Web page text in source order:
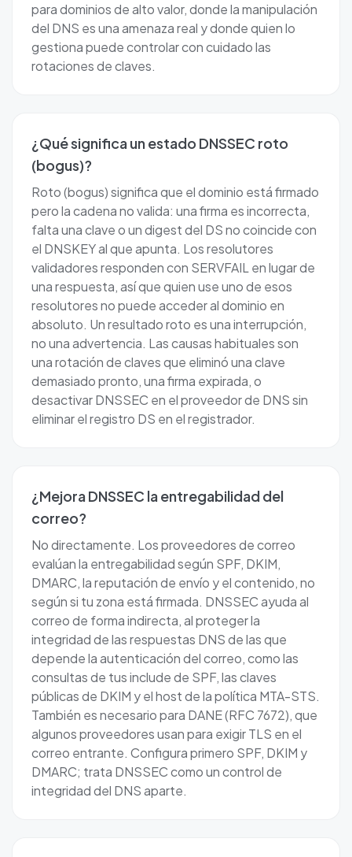
para dominios de alto valor, donde la manipulación
del DNS es una amenaza real y donde quien lo
gestiona puede controlar con cuidado las
rotaciones de claves.
¿Qué significa un estado DNSSEC roto
(bogus)?
Roto (bogus) significa que el dominio está firmado
pero la cadena no valida: una firma es incorrecta,
falta una clave o un digest del DS no coincide con
el DNSKEY al que apunta. Los resolutores
validadores responden con SERVFAIL en lugar de
una respuesta, así que quien use uno de esos
resolutores no puede acceder al dominio en
absoluto. Un resultado roto es una interrupción,
no una advertencia. Las causas habituales son
una rotación de claves que eliminó una clave
demasiado pronto, una firma expirada, o
desactivar DNSSEC en el proveedor de DNS sin
eliminar el registro DS en el registrador.
¿Mejora DNSSEC la entregabilidad del
correo?
No directamente. Los proveedores de correo
evalúan la entregabilidad según SPF, DKIM,
DMARC, la reputación de envío y el contenido, no
según si tu zona está firmada. DNSSEC ayuda al
correo de forma indirecta, al proteger la
integridad de las respuestas DNS de las que
depende la autenticación del correo, como las
consultas de tus include de SPF, las claves
públicas de DKIM y el host de la política MTA-STS.
También es necesario para DANE (RFC 7672), que
algunos proveedores usan para exigir TLS en el
correo entrante. Configura primero SPF, DKIM y
DMARC; trata DNSSEC como un control de
integridad del DNS aparte.